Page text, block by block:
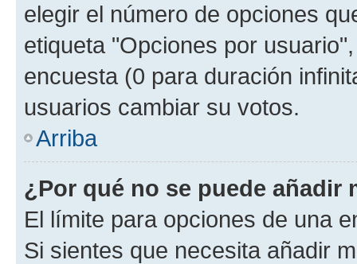
elegir el número de opciones
etiqueta "Opciones por
encuesta (0 para duración
usuarios cambiar su votos.
Arriba
¿Por qué no se puede añadir
El límite para opciones de una
Si sientes que necesita añadir